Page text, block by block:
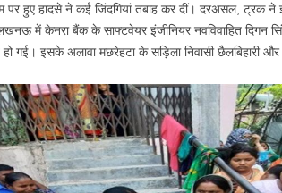
पर हुए हादसे ने कई जिंदगियां तबाह कर दीं। दरअसल, ट्रक ने
में केनरा बैंक के साफ्टवेयर इंजीनियर नवविवाहित दिगन
हो गई। इसके अलावा मछरेहटा के सड़िला निवासी छैलबिहारी